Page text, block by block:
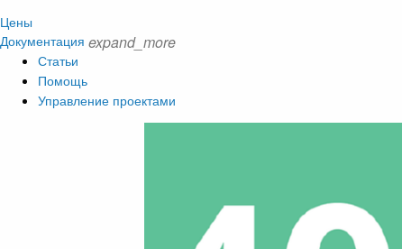
Цены
Документация expand_more
Статьи
Помощь
Управление проектами